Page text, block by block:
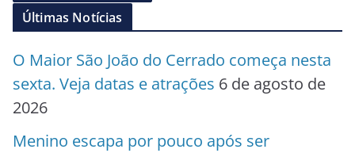
Últimas Notícias
O Maior São João do Cerrado começa nesta
sexta. Veja datas e atrações 6 de agosto de
2026
Menino escapa por pouco após ser